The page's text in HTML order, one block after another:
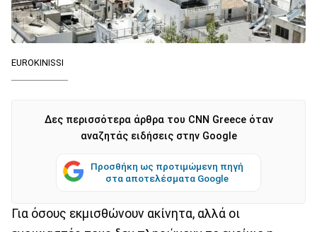
EUROKINISSI
Δες περισσότερα άρθρα του CNN Greece όταν
αναζητάς ειδήσεις στην Google
Προσθήκη ως προτιμώμενη πηγή
στα αποτελέσματα Google
Για όσους εκμισθώνουν ακίνητα, αλλά οι